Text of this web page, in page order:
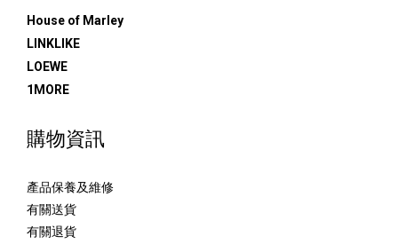
House of Marley
LINKLIKE
LOEWE
1MORE
購物資訊
產品保養及維修
有關送貨
有關退貨